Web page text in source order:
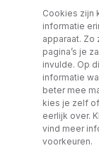
Cookies zijn
informatie
apparaat.
pagina’s je
invulde. Op
informatie
beter mee
kies je zelf
eerlijk over.
vind meer
voorkeuren.